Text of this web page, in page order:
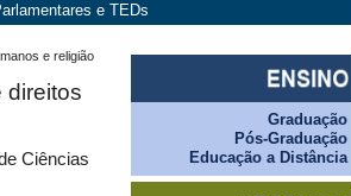
e TEDs
e religião
direitos
Ciências
Graduação
Pós-Graduação
Educação a Distância